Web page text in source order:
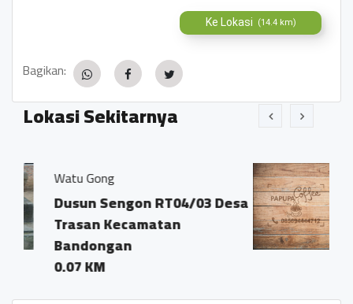
Ke Lokasi (14.4 km)
Bagikan:
Lokasi Sekitarnya
RT04/03 Desa
Kopi Papupa Robusta
Dsn. Sengon RT4/3
Trasan Kec.
0.03 KM